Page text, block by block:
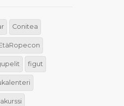
Conitea
figut